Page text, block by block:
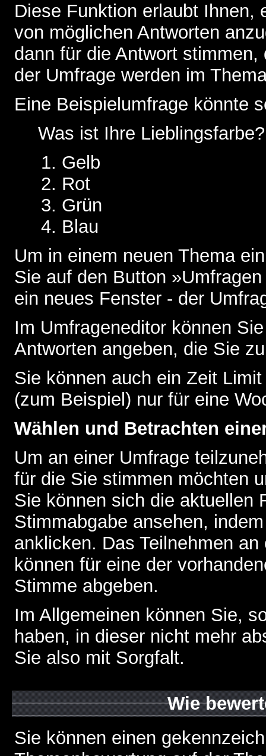
Diese Funktion erlaubt Ihnen,
von möglichen Antworten
dann für die Antwort
der Umfrage werden im
Eine Beispielumfrage könnte
Was ist Ihre Lieblingsfarbe?
Gelb
Rot
Grün
Blau
Um in einem neuen Thema
Sie auf den Button
ein neues Fenster - der
Im Umfrageneditor können
Antworten angeben, die Sie
Sie können auch ein Zeit
(zum Beispiel) nur für eine
Wählen und Betrachten
Um an einer Umfrage
für die Sie stimmen möchten
Sie können sich die aktuellen
Stimmabgabe ansehen,
anklicken. Das Teilnehmen
können für eine der
Stimme abgeben.
Im Allgemeinen können Sie,
haben, in dieser nicht mehr
Sie also mit Sorgfalt.
Wie
Sie können einen